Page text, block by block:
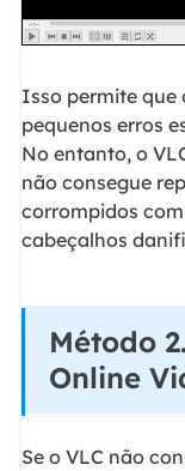
Isso permite que
pequenos erros
No entanto, o
não consegue
corrompidos
cabeçalhos
Método
Online
Se o VLC não